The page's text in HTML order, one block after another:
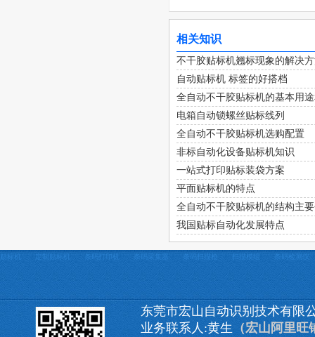
相关知识
不干胶贴标机翘标现象的解决
自动贴标机 标签的好搭档
全自动不干胶贴标机的基本用
电箱自动锁螺丝贴标线列
全自动不干胶贴标机选购配置
非标自动化设备贴标机知识
一站式打印贴标装袋方案
平面贴标机的特点
全自动不干胶贴标机的结构主
我国贴标自动化发展特点
贴标机 定制贴标机 条码打印机 条码采集器 条码扫描枪 扫描模组 条码检测仪
东莞市宏山自动识别技术有限
业务联系人:黄生 （宏山阿里旺